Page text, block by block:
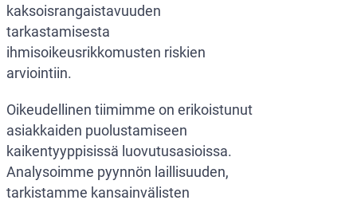
kaksoisrangaistavuuden
tarkastamisesta
ihmisoikeusrikkomusten riskien
arviointiin.
Oikeudellinen tiimimme on erikoistunut
asiakkaiden puolustamiseen
kaikentyyppisissä luovutusasioissa.
Analysoimme pyynnön laillisuuden,
tarkistamme kansainvälisten